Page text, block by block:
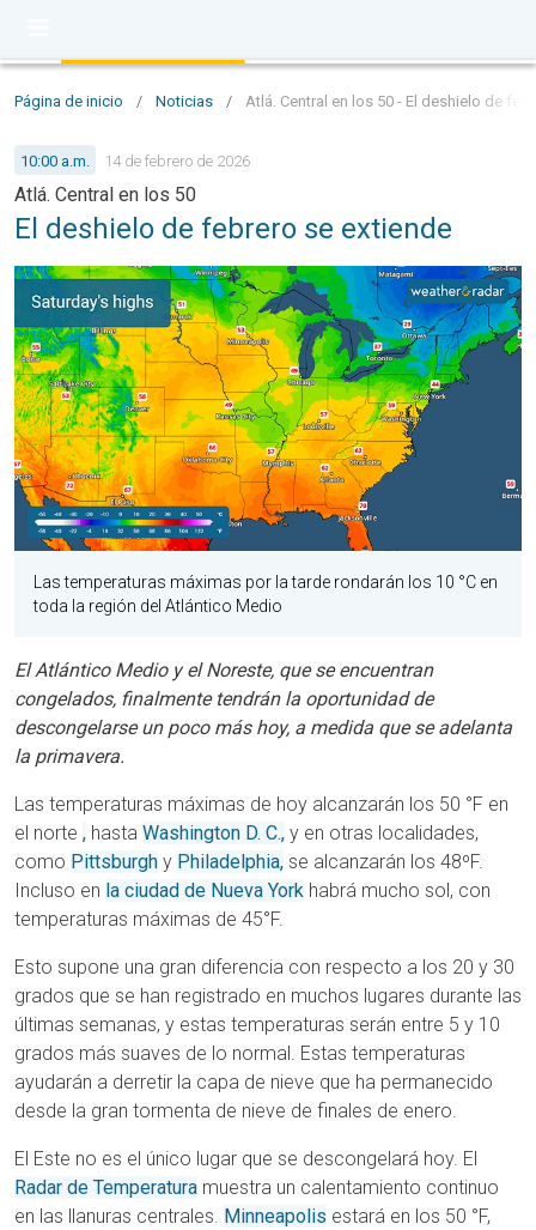
Página de inicio / Noticias / Atlá. Central en los 50 - El deshielo de
10:00 a.m. 14 de febrero de 2026
Atlá. Central en los 50
El deshielo de febrero se extiende
Las temperaturas máximas por la tarde rondarán los 10 °C en
toda la región del Atlántico Medio
El Atlántico Medio y el Noreste, que se encuentran
congelados, finalmente tendrán la oportunidad de
descongelarse un poco más hoy, a medida que se adelanta
la primavera.
Las temperaturas máximas de hoy alcanzarán los 50 °F en
el norte , hasta Washington D. C., y en otras localidades,
como Pittsburgh y Philadelphia, se alcanzarán los 48ºF.
Incluso en la ciudad de Nueva York habrá mucho sol, con
temperaturas máximas de 45°F.
Esto supone una gran diferencia con respecto a los 20 y 30
grados que se han registrado en muchos lugares durante las
últimas semanas, y estas temperaturas serán entre 5 y 10
grados más suaves de lo normal. Estas temperaturas
ayudarán a derretir la capa de nieve que ha permanecido
desde la gran tormenta de nieve de finales de enero.
El Este no es el único lugar que se descongelará hoy. El
Radar de Temperatura muestra un calentamiento continuo
en las llanuras centrales. Minneapolis estará en los 50 °F,